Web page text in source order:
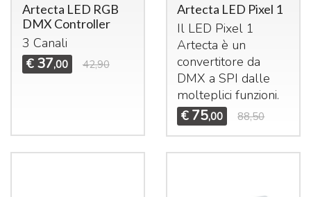
Artecta LED RGB
DMX Controller
3 Canali
€ 37,00 42,90
Artecta LED Pixel 1
Il LED Pixel 1
Artecta è un
convertitore da
DMX aSPI dalle
molteplici funzioni.
€ 75,00 88,50